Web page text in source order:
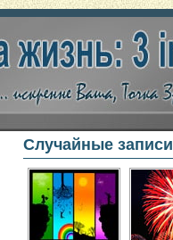
Случайные записи